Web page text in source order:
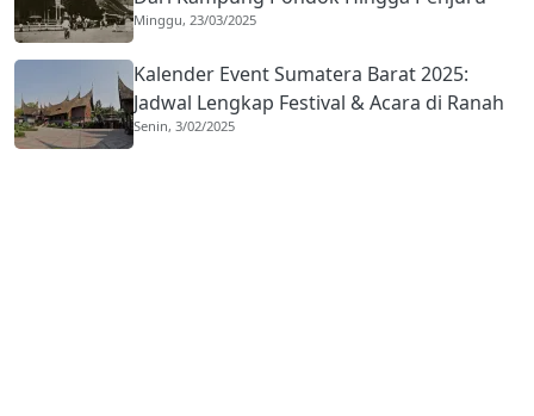
Kota
Minggu, 23/03/2025
Kalender Event Sumatera Barat 2025:
Jadwal Lengkap Festival & Acara di Ranah
Minang
Senin, 3/02/2025